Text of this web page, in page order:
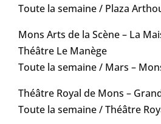
Toute la semaine / Plaza
Mons Arts de la Scène – La
Théâtre Le Manège
Toute la semaine / Mars –
Théâtre Royal de Mons –
Toute la semaine /Théâtre